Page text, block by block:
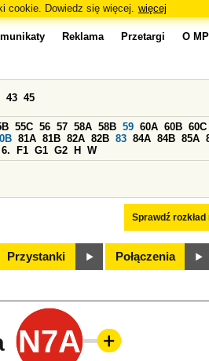
cookie. Dowiedz się więcej. więcej
Reklama Przetargi O
Sprawdź rozkład
43 45
55C 56 57 58A 58B 59 60A 60B 60C
81A 81B 82A 82B 83 84A 84B 85A
6. F1 G1 G2 H W
Przystanki Połączenia
N7A